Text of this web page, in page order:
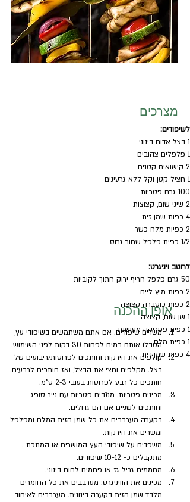
מצרכים
לשיפודים:
1 בצל אדום בינוני
1 פלפלים צהובים
2 קישואים קטנים
1 חציל קטן וקל ללא גרעינים
100 גרם פטריות
2 שיני שום, קצוצות
4 כפות שמן זית
2 כפיות מלח כשר
1/2 כפית פלפל שחור גרוס
לרוטב ויניגרט:
50 גרם פלפל חריף ירוק חתוך לקוביות
2 כפות מיץ ליים
2 כפות כוסברה קצוצה
1 שן שום, קצוצה
1 כפית פפריקה מעושנת
1 כפית מלח
4 כפות שמן זית
אופן ההכנה
משרים שיפודים. אם אתם משתמשים בשיפודי עץ,
הטבלו אותם במים לפחות 30 דקות לפני השימוש.
קולפים את הירקות וחותכים לפרוסות/ריבועים של
בצל. מקלפים וחצי את הבצל, ואז חותכים לרבעים.
חותכים כל רבע לפרוסות בעובי 2-3 ס"מ.
מכינים פטריות. מנגבים פטריות עם נייר סופג
וחותכים לשניים אם הם גדולים.
בקערה מערבבים את כל שמן הזית המלח ומפלפל
ומשרים את הירקות.
משפדים על שיפודי העץ המושרים או המתכת .
מתקבלים כ- 10-12 שיפודים.
מחממים גריל גז או פחמים לחום בינוני.
מכינים את הוויניגרט: מערבבים את כל החומרים
מלבד שמן הזית בקערה בינונית. מערבבים לאיחוד